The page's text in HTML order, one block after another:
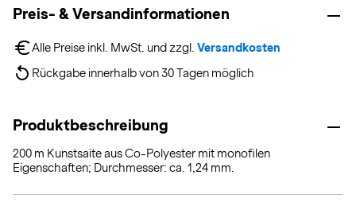
Preis- & Versandinformationen
Alle Preise inkl. MwSt. und zzgl. Versandkosten
Rückgabe innerhalb von 30 Tagen möglich
Produktbeschreibung
200 m Kunstsaite aus Co-Polyester mit monofilen
Eigenschaften; Durchmesser: ca. 1,24 mm.